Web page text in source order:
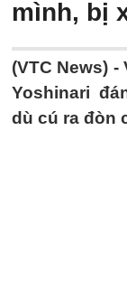
mình, bị
(VTC News) -
Yoshinari
dù cú ra đòn